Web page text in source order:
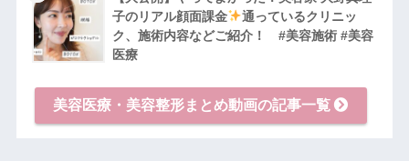
子のリアル顔面課金
通っているクリニッ
ク、施術内容などご紹介！ #美容施術 #美容
医療
美容医療・美容整形まとめ動画の記事一覧